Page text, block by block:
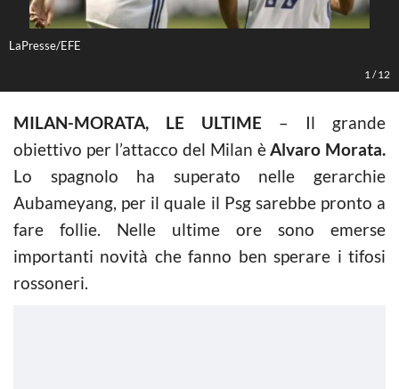
LaPresse/EFE
1 /12
MILAN-MORATA, LE ULTIME – Il grande
obiettivo per l’attacco del Milan èAlvaro Morata.
Lo spagnolo ha superato nelle gerarchie
Aubameyang, per il quale il Psg sarebbe pronto a
fare follie. Nelle ultime ore sono emerse
importanti novità che fanno ben sperare i tifosi
rossoneri.